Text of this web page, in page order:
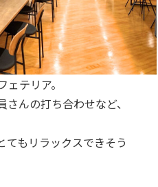
テリア。
んの打ち合わせなど、
てもリラックスできそう